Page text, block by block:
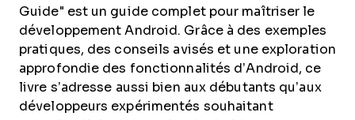
Guide" est un guide complet pour maîtriser le
développement Android. Grâce à des exemples
pratiques, des conseils avisés et une exploration
approfondie des fonctionnalités d’Android, ce
livre s’adresse aussi bien aux débutants qu’aux
développeurs expérimentés souhaitant